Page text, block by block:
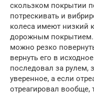
скользком покрытии
потрескивать и
колеса имеют низкий
дорожным покрытием.
можно резко
вернуть его в
последовал за рулем,
уверенное, а если
отреагировал вообще,